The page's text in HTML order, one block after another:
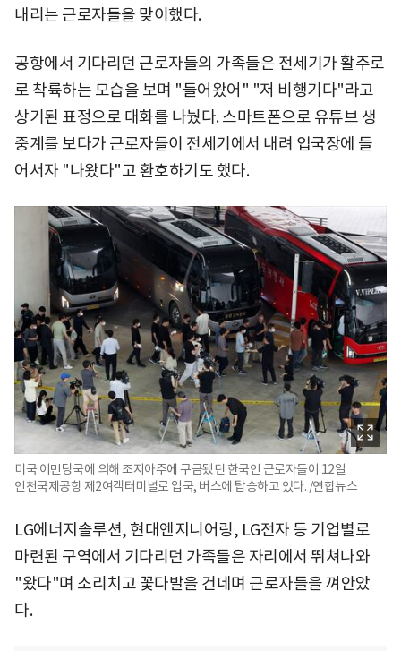
내리는 근로자들을 맞이했다.
공항에서 기다리던 근로자들의 가족들은 전세기가 활주로
로 착륙하는 모습을 보며 "들어왔어" "저 비행기다"라고
상기된 표정으로 대화를 나눴다. 스마트폰으로 유튜브 생
중계를 보다가 근로자들이 전세기에서 내려 입국장에 들
어서자 "나왔다"고 환호하기도 했다.
미국 이민당국에 의해 조지아주에 구금됐던 한국인 근로자들이 12일
인천국제공항 제2여객터미널로 입국, 버스에 탑승하고 있다. /연합뉴스
LG에너지솔루션, 현대엔지니어링, LG전자 등 기업별로
마련된 구역에서 기다리던 가족들은 자리에서 뛰쳐나와
"왔다"며 소리치고 꽃다발을 건네며 근로자들을 껴안았
다.